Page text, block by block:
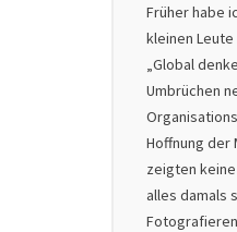
Früher habe
kleinen
„Global
Umbrüchen
Hoffnung der
zeigten
alles damals